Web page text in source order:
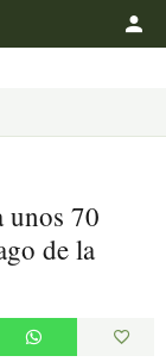
unos 70
de la